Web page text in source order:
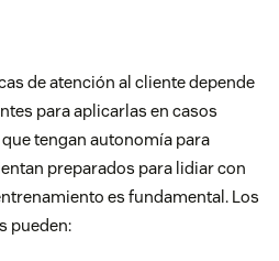
de atención al cliente depende
para aplicarlas en casos
tengan autonomía para
preparados para lidiar con
es fundamental. Los
pueden: